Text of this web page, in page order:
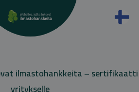
ilmastohankkeita – sertifikaatti